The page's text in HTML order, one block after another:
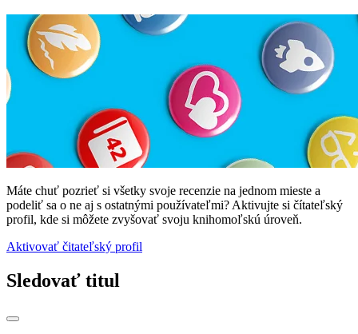
Máte chuť pozrieť si všetky svoje recenzie na jednom mieste a
podeliť sa o ne aj s ostatnými používateľmi? Aktivujte si čítateľský
profil, kde si môžete zvyšovať svoju knihomoľskú úroveň.
Aktivovať čitateľský profil
Sledovať titul